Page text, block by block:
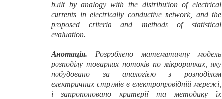
built by analogy with the distribution of electrical
currents in electrically conductive network,
and the
proposed
criteria and methods of
statistical
evaluation.
Анотація. Розроблено математичну модель
розподілу товарних потоків по мікроринках, яку
побудовано за аналогією з розподілом
електричних струмів в електропровідній мережі,
і запропоновано критерії та методику їх